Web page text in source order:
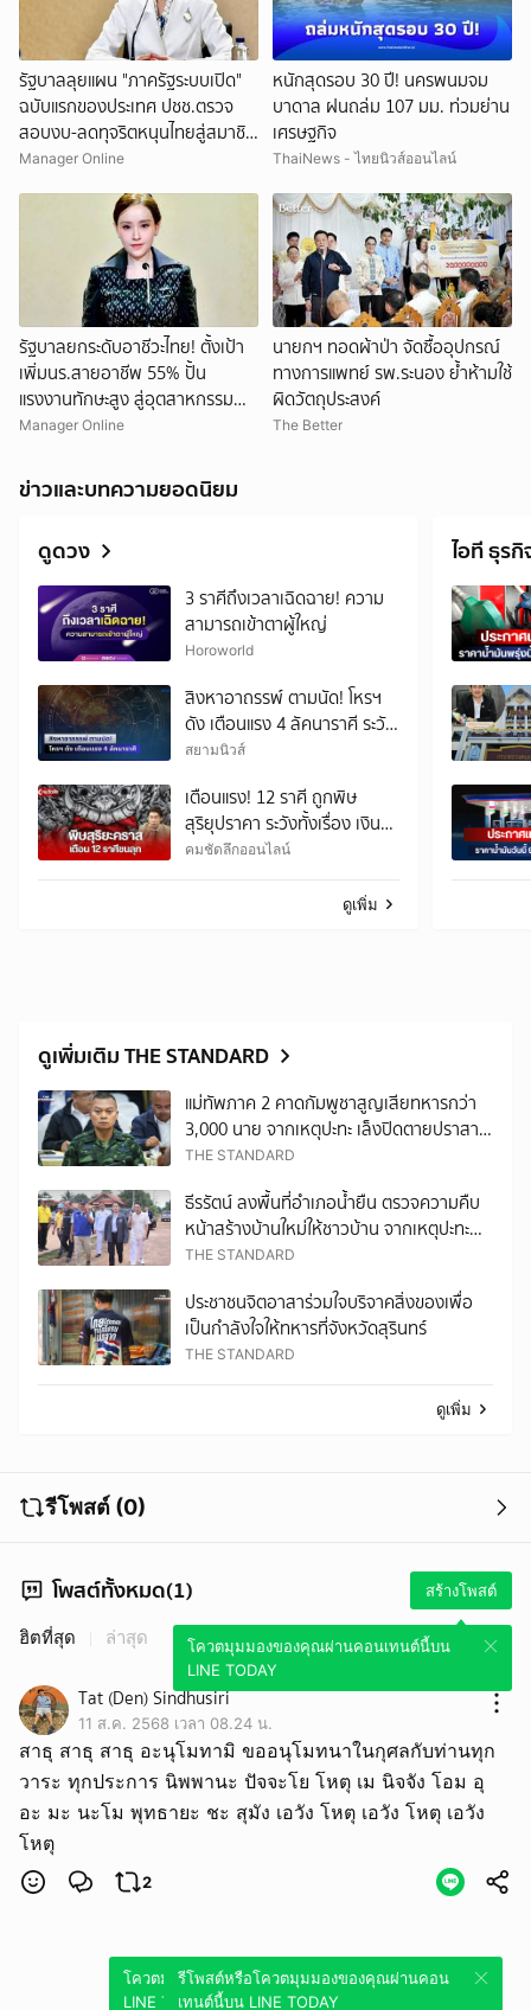
รัฐบาลลุยแผน "ภาครัฐระบบเปิด"
ฉบับแรกของประเทศ ปชช.ตรวจ
สอบงบ-ลดทุจริตหนุนไทยสู่สมาชิก
OECD
Manager Online
หนักสุดรอบ 30 ปี! นครพนมจม
บาดาล ฝนถล่ม 107 มม. ท่วมย่าน
เศรษฐกิจ
ThaiNews - ไทยนิวส์ออนไลน์
รัฐบาลยกระดับอาชีวะไทย! ตั้งเป้า
เพิ่มนร.สายอาชีพ 55% ปั้น
แรงงานทักษะสูง สู่อุตสาหกรรม
แห่งอนาคต
Manager Online
นายกฯ ทอดผ้าป่า จัดซื้ออุปกรณ์
ทางการแพทย์ รพ.ระนอง ย้ำห้ามใช้
ผิดวัตถุประสงค์
The Better
ข่าวและบทความยอดนิยม
ดูดวง
3 ราศีถึงเวลาเฉิดฉาย! ความ
สามารถเข้าตาผู้ใหญ่
Horoworld
สิงหาอาถรรพ์ ตามนัด! โหรฯ
ดัง เตือนแรง 4 ลัคนาราศี ระวัง
เอาไว้ให้ดี
สยามนิวส์
เตือนแรง! 12 ราศี ถูกพิษ
สุริยุปราคา ระวังทั้งเรื่อง เงิน
งาน รัก สุขภาพ
คมชัดลึกออนไลน์
ดูเพิ่ม
ไอที ธุรกิ
ดูเพิ่มเติม THE STANDARD
แม่ทัพภาค 2 คาดกัมพูชาสูญเสียทหารกว่า
3,000 นาย จากเหตุปะทะ เล็งปิดตายปราสาท
ตาเมือนธม ส่วนปราสาทตาควาย ต้องเอา
THE STANDARD
ธีรรัตน์ ลงพื้นที่อำเภอน้ำยืน ตรวจความคืบ
หน้าสร้างบ้านใหม่ให้ชาวบ้าน จากเหตุปะทะ
ชายแดน พร้อมสั่งจังหวัดเร่งเบิกจ่ายเงิน
THE STANDARD
ประชาชนจิตอาสาร่วมใจบริจาคสิ่งของเพื่อ
เป็นกำลังใจให้ทหารที่จังหวัดสุรินทร์
THE STANDARD
ดูเพิ่ม
รีโพสต์ (0)
โพสต์ทั้งหมด(1) สร้างโพสต์
โควตมุมมองของคุณผ่านคอนเทนต์นี้บน
LINE TODAY
ฮิตที่สุด ล่าสุด
Tat (Den) Sindhusiri
11 ส.ค. 2568 เวลา 08.24 น.
สาธุ สาธุ สาธุ อะนุโมทามิ ขออนุโมทนาในกุศลกับท่านทุก
วาระ ทุกประการ นิพพานะ ปัจจะโย โหตุ เม นิจจัง โอม อุ
อะ มะ นะโม พุทธายะ ชะ สุมัง เอวัง โหตุ เอวัง โหตุ เอวัง
โหตุ
2
โควตมุมมองของคุณผ่านคอนเทนต์นี้บน
LINE TODAY
รีโพสต์หรือโควตมุมมองของคุณผ่านคอน
เทนต์นี้บน LINE TODAY